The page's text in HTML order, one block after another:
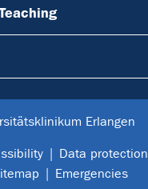
Erlangen
Data protection
Emergencies